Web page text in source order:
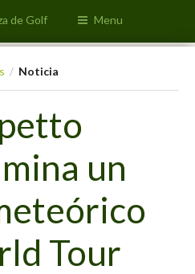
de Golf Menu
/ Noticia
un
Tour